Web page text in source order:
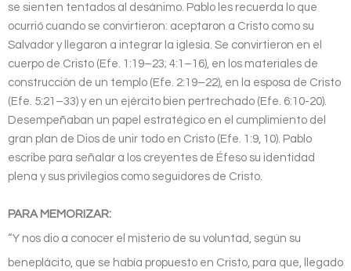
se sienten tentados al desánimo. Pablo les recuerda lo que
ocurrió cuando se convirtieron: aceptaron a Cristo como su
Salvador y llegaron a integrar la iglesia. Se convirtieron en el
cuerpo de Cristo (Efe. 1:19–23; 4:1–16), en los materiales de
construcción de un templo (Efe. 2:19–22), en la esposa de Cristo
(Efe. 5:21–33) y en un ejército bien pertrechado (Efe. 6:10-20).
Desempeñaban un papel estratégico en el cumplimiento del
gran plan de Dios de unir todo en Cristo (Efe. 1:9, 10). Pablo
escribe para señalar a los creyentes de Éfeso su identidad
plena y sus privilegios como seguidores de Cristo.
PARA MEMORIZAR:
“Y nos dio a conocer el misterio de su voluntad, según su
beneplácito, que se había propuesto en Cristo, para que, llegado